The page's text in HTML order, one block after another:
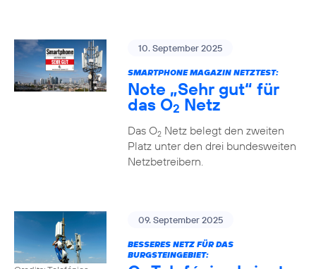
10. September 2025
SMARTPHONE MAGAZIN NETZTEST:
Note „Sehr gut“ für
das O2 Netz
Das O2Netz belegt den zweiten
Platz unter den drei bundesweiten
Netzbetreibern.
09. September 2025
BESSERES NETZ FÜR DAS
BURGSTEINGEBIET: